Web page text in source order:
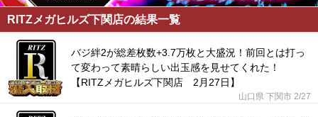
RITZメガヒルズ下関店の結果一覧
バジ絆2が総差枚数+3.7万枚と大盛況！前回とは打っ
て変わって素晴らしい出玉感を見せてくれた！
【RITZメガヒルズ下関店 2月27日】
山口県 下関市 2/27